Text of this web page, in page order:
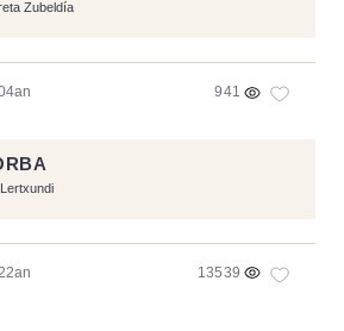
Zubeldía
941
13539